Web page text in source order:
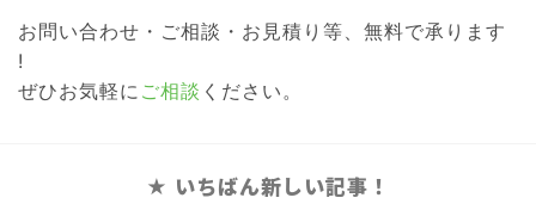
お問い合わせ・ご相談・お見積り等、無料で承ります
!
ぜひお気軽に ご相談 ください。
★ いちばん新しい記事！